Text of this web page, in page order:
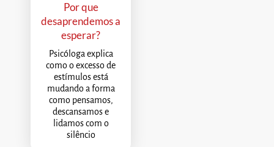
Por que
desaprendemos a
esperar?
Psicóloga explica
como o excesso de
estímulos está
mudando a forma
como pensamos,
descansamos e
lidamos com o
silêncio